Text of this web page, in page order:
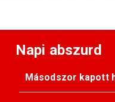
Napi abszurd
Másodszor kapott